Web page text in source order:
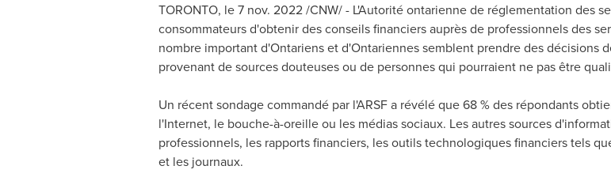
TORONTO, le7 nov. 2022/CNW/ - L'Autorité ontarienne de réglementation des
consommateurs d'obtenir des conseils financiers auprès de professionnels des
nombre important d'Ontariens et d'Ontariennes semblent prendre des décisions
provenant de sources douteuses ou de personnes qui pourraient ne pas être
Un récent sondage commandé par l'ARSF a révélé que 68 % des répondants
l'Internet, le bouche-à-oreille ou les médias sociaux. Les autres sources
professionnels, les rapports financiers, les outils technologiques financiers tels
et les journaux.